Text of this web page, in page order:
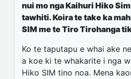
nui mo nga Kaihuri Hiko
tawhiti. Koira te take ka
SIM me te Tiro Tirohanga
Ko te taputapu e whai ake
a koe ki te whakarite i nga
Hiko SIM tino noa. Mena